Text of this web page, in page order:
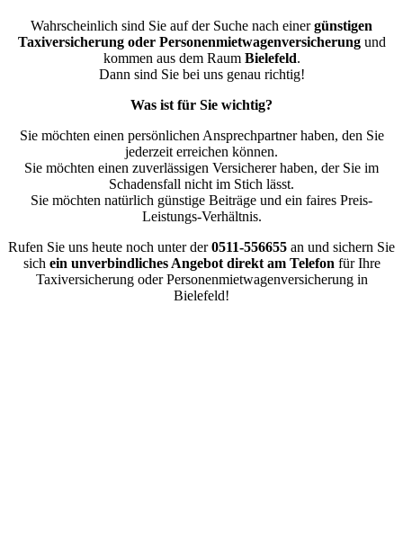
Wahrscheinlich sind Sie auf der Suche nach einergünstigen
Taxiversicherung oder Personenmietwagenversicherungund
kommen aus dem Raum Bielefeld.
Dann sind Sie bei uns genau richtig!
Was ist für Sie wichtig?
Sie möchten einen persönlichen Ansprechpartner haben, den Sie
jederzeit erreichen können.
Sie möchten einen zuverlässigen Versicherer haben, der Sie im
Schadensfall nicht im Stich lässt.
Sie möchten natürlich günstige Beiträge und ein faires Preis-
Leistungs-Verhältnis.
Rufen Sie uns heute noch unter der0511-556655 an und sichern Sie
sich ein unverbindliches Angebot direkt am Telefon für Ihre
Taxiversicherung oder Personenmietwagenversicherung in
Bielefeld!